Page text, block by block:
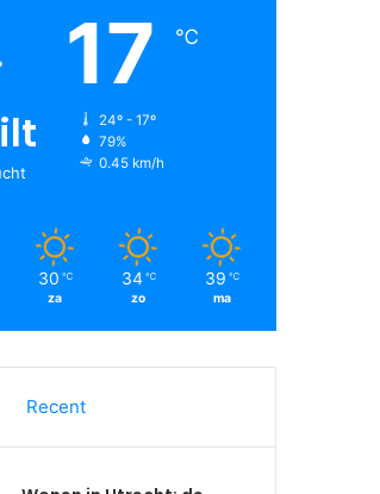
17 ℃
24º - 17º
79%
0.45 km/h
30 ℃
za
34 ℃
zo
39 ℃
ma
Recent